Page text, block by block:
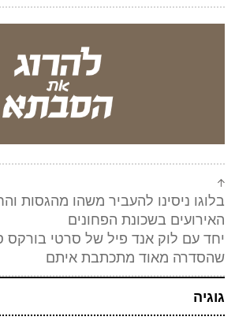
בלוגו ניסינו להעביר משהו מהגסות
האירועים בשכונת הפחונים
יחד עם לוק אנד פיל של סרטי בורקס
שהסדרה מאוד מתכתבת איתם
גוגיה